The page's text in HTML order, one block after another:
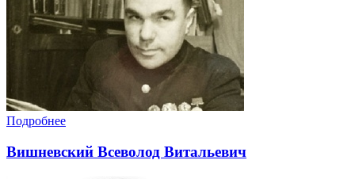
Подробнее
Вишневский Всеволод Витальевич